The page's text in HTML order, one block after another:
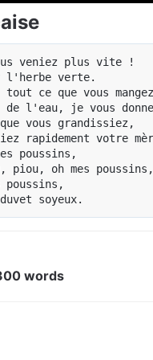
veniez plus vite !
l'herbe verte.
ce que vous
de l'eau, je vous
vous grandissiez,
rapidement votre
poussins,
piou, oh mes poussins,
poussins,
words